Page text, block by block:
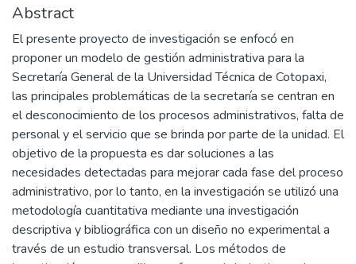
Abstract
El presente proyecto de investigación se enfocó en
proponer un modelo de gestión administrativa para la
Secretaría General de la Universidad Técnica de Cotopaxi,
las principales problemáticas de la secretaría se centran en
el desconocimiento de los procesos administrativos, falta de
personal y el servicio que se brinda por parte de la unidad. El
objetivo de la propuesta es dar soluciones a las
necesidades detectadas para mejorar cada fase del proceso
administrativo, por lo tanto, en la investigación se utilizó una
metodología cuantitativa mediante una investigación
descriptiva y bibliográfica con un diseño no experimental a
través de un estudio transversal. Los métodos de